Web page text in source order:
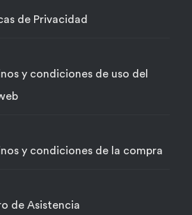
de Privacidad
y condiciones de uso del
y condiciones de la compra
de Asistencia